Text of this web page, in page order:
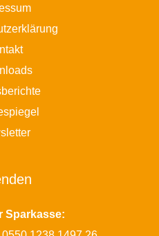
Sparkasse: